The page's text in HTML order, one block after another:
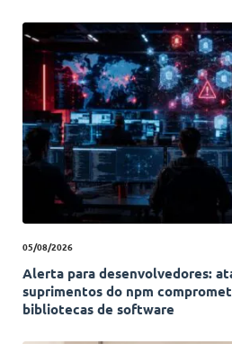
05/08/2026
Alerta para desenvolvedores:
suprimentos do npm
bibliotecas de software